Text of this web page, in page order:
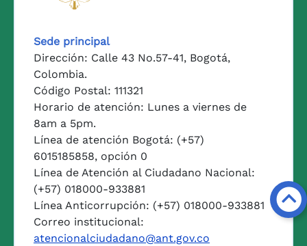
Sede principal
Dirección: Calle 43 No.57-41, Bogotá,
Colombia.
Código Postal: 111321
Horario de atención: Lunes a viernes de
8am a 5pm.
Línea de atención Bogotá: (+57)
6015185858, opción 0
Línea de Atención al Ciudadano Nacional:
(+57) 018000-933881
Línea Anticorrupción: (+57) 018000-933881
Correo institucional:
atencionalciudadano@ant.gov.co